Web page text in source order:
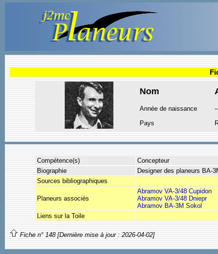
Nom
Année de naissance
--
Pays
Compétence(s)
Concepteur
Biographie
Designer des planeurs BA-
Sources bibliographiques
Planeurs associés
Abramov VA-3/48 Cupidon
Abramov VA-3/48 Dniepr
Abramov BA-3M Sokol
Liens sur la Toile
Fiche n° 148 [Dernière mise à jour : 2026-04-02]